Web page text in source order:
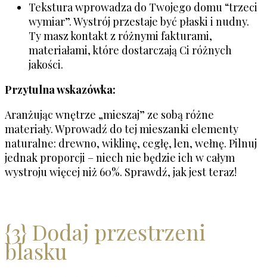
Tekstura wprowadza do Twojego domu “trzeci
wymiar”. Wystrój przestaje być płaski i nudny.
Ty masz kontakt z różnymi fakturami,
materiałami, które dostarczają Ci różnych
jakości.
Przytulna wskazówka:
Aranżując wnętrze „mieszaj” ze sobą różne
materiały. Wprowadź do tej mieszanki elementy
naturalne: drewno, wiklinę, cegłę, len, wełnę. Pilnuj
jednak proporcji – niech nie będzie ich w całym
wystroju więcej niż 60%. Sprawdź, jak jest teraz!
{3} Dodaj przestrzeni
blasku